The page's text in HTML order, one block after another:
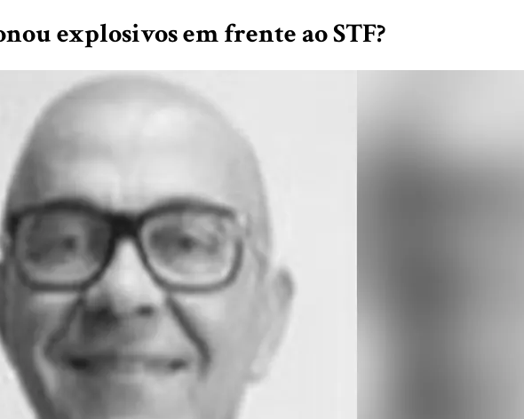
explosivos em frente ao STF?